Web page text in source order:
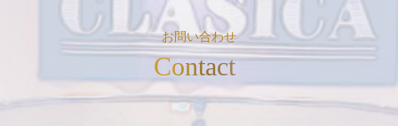
お問い合わせ
Contact